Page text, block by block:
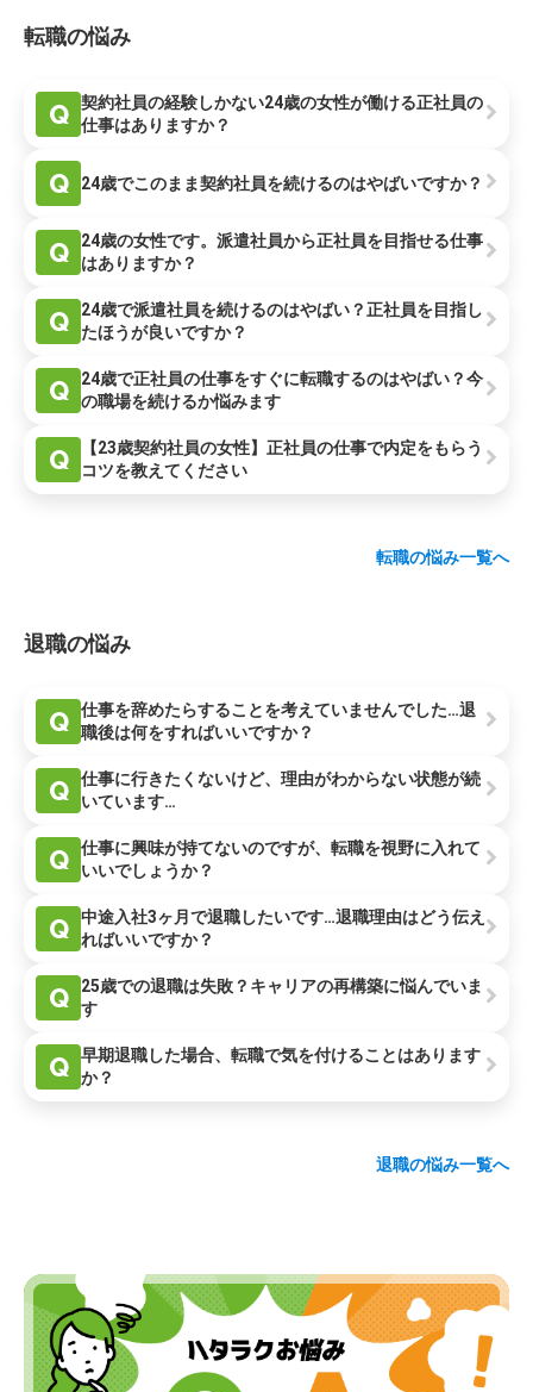
転職の悩み
Q
契約社員の経験しかない24歳の女性が働ける正社員の
仕事はありますか？
Q 24歳でこのまま契約社員を続けるのはやばいですか？
Q
24歳の女性です。派遣社員から正社員を目指せる仕事
はありますか？
Q
24歳で派遣社員を続けるのはやばい？正社員を目指し
たほうが良いですか？
Q
24歳で正社員の仕事をすぐに転職するのはやばい？今
の職場を続けるか悩みます
Q
【23歳契約社員の女性】正社員の仕事で内定をもらう
コツを教えてください
転職の悩み一覧へ
退職の悩み
Q
仕事を辞めたらすることを考えていませんでした…退
職後は何をすればいいですか？
Q
仕事に行きたくないけど、理由がわからない状態が続
いています…
Q
仕事に興味が持てないのですが、転職を視野に入れて
いいでしょうか？
Q
中途入社3ヶ月で退職したいです…退職理由はどう伝え
ればいいですか？
Q
25歳での退職は失敗？キャリアの再構築に悩んでいま
す
Q
早期退職した場合、転職で気を付けることはあります
か？
退職の悩み一覧へ